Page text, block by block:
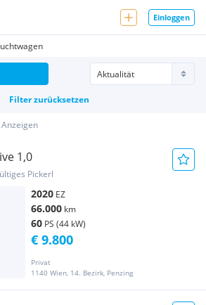
Einloggen
Filter zurücksetzen
1,0
Pickerl
2020 EZ
66.000 km
60 PS (44 kW)
Privat
1140 Wien, 14. Bezirk, Penzing
€ 9.800